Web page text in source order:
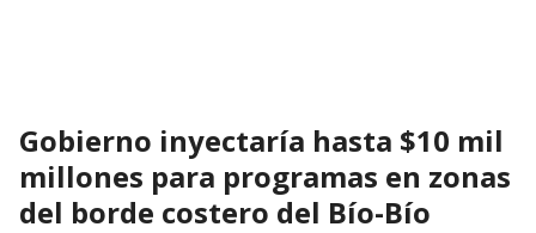
Gobierno inyectaría hasta $10 mil
millones para programas en zonas
del borde costero del Bío-Bío